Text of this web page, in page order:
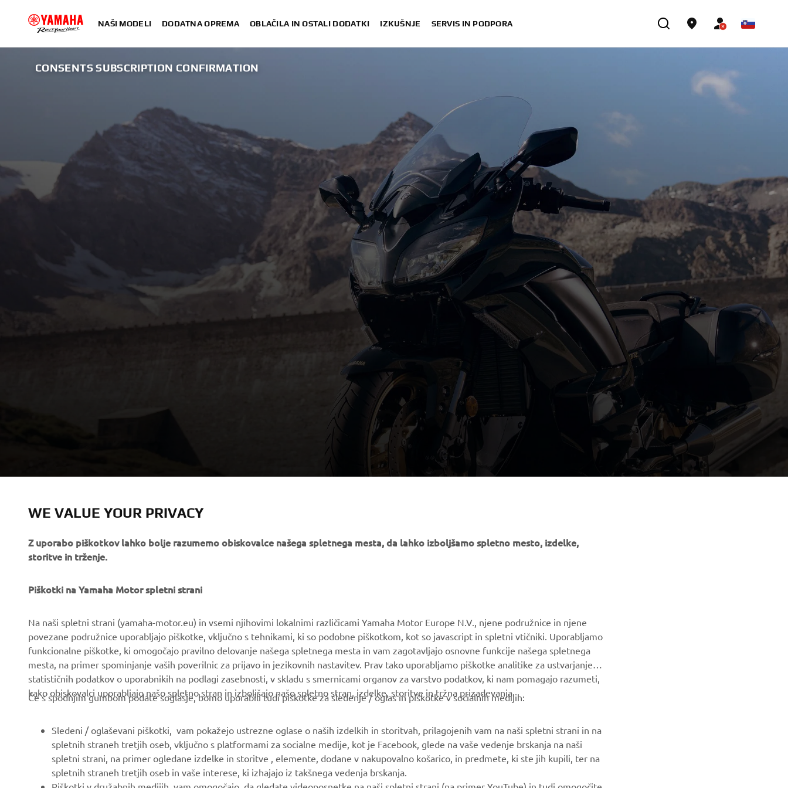
NAŠI MODELI DODATNA OPREMA OBLAČILA IN OSTALI DODATKI IZKUŠNJE SERVIS IN PODPORA
CONSENTS SUBSCRIPTION CONFIRMATION
PODJETJA
O nas
Press
Brošure
Delo pri Yamahi
Trgovec
Pravilnik o spoštovanju
človekovih pravic
Osnovni pravilnik o
Sistemi eBike
Igrišča za golf
Prvi odzivi
Avtošole
Robotics
Tehničke informacije za
novisne trgovce
Yamalube Safety Data
Sheets
Yamaha Motor Global
Prodajalci Yamaha
Ravnanju z odpadnimi
baterijami
Preberite našo Politiko zasebnosti, da izveste, kako
obdelujemo vaše osebne podatke:
WE VALUE YOUR PRIVACY
Z uporabo piškotkov lahko bolje razumemo obiskovalce našega spletnega mesta, da lahko izboljšamo spletno mesto, izdelke,
storitve in trženje.
Piškotki na Yamaha Motor spletni strani
Na naši spletni strani (yamaha-motor.eu) in vsemi njihovimi lokalnimi različicami Yamaha Motor Europe N.V., njene podružnice in njene
povezane podružnice uporabljajo piškotke, vključno s tehnikami, ki so podobne piškotkom, kot so javascript in spletni vtičniki. Uporabljamo
funkcionalne piškotke, ki omogočajo pravilno delovanje našega spletnega mesta in vam zagotavljajo osnovne funkcije našega spletnega
mesta, na primer spominjanje vaših poverilnic za prijavo in jezikovnih nastavitev. Prav tako uporabljamo piškotke analitike za ustvarjanje
statističnih podatkov o uporabnikih na podlagi zasebnosti, v skladu s smernicami organov za varstvo podatkov, ki nam pomagajo razumeti,
kako obiskovalci uporabljajo našo spletno stran in izboljšajo našo spletno stran, izdelke, storitve in tržna prizadevanja.
Če s spodnjim gumbom podate soglasje, bomo uporabili tudi piškotke za sledenje / oglas in piškotke v socialnih medijih:
Sledeni / oglaševani piškotki, vam pokažejo ustrezne oglase o naših izdelkih in storitvah, prilagojenih vam na naši spletni strani in na
spletnih straneh tretjih oseb, vključno s platformami za socialne medije, kot je Facebook, glede na vaše vedenje brskanja na naši
spletni strani, na primer ogledane izdelke in storitve , elemente, dodane v nakupovalno košarico, in predmete, ki ste jih kupili, ter na
spletnih straneh tretjih oseb in vaše interese, ki izhajajo iz takšnega vedenja brskanja.